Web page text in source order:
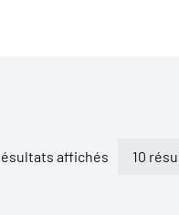
affichés